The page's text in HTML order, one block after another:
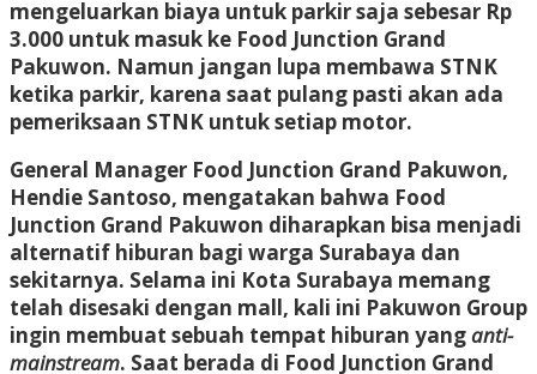
mengeluarkan biaya untuk parkir saja sebesar Rp
3.000 untuk masuk ke Food Junction Grand
Pakuwon. Namun jangan lupa membawa STNK
ketika parkir, karena saat pulang pasti akan ada
pemeriksaan STNK untuk setiap motor.
General Manager Food Junction Grand Pakuwon,
Hendie Santoso, mengatakan bahwa Food
Junction Grand Pakuwon diharapkan bisa menjadi
alternatif hiburan bagi warga Surabaya dan
sekitarnya. Selama ini Kota Surabaya memang
telah disesaki dengan mall, kali ini Pakuwon Group
ingin membuat sebuah tempat hiburan yanganti-
mainstream. Saat berada di Food Junction Grand